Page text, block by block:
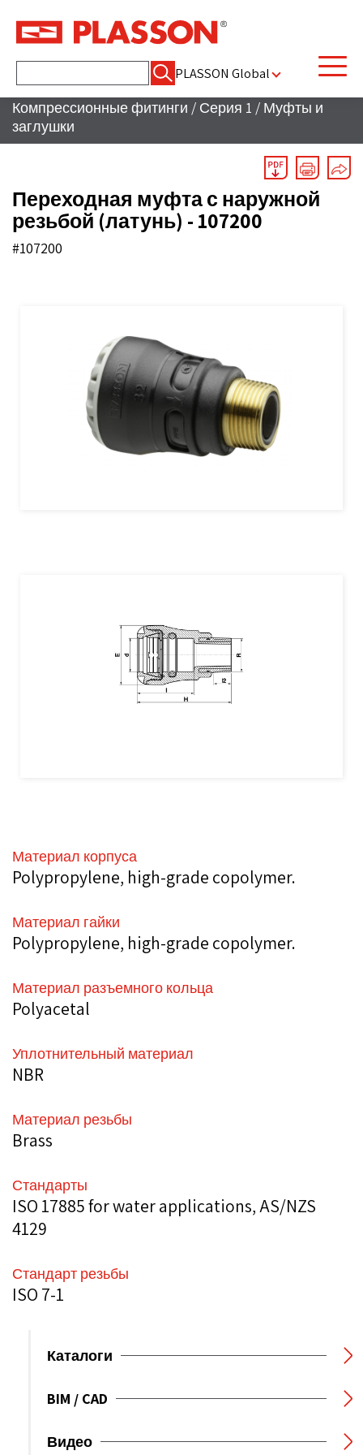
PLASSON Global
Компрессионные фитинги / Серия 1 / Муфты и
заглушки
Переходная муфта с наружной
резьбой (латунь) - 107200
#107200
Материал корпуса
Polypropylene, high-grade copolymer.
Материал гайки
Polypropylene, high-grade copolymer.
Материал разъемного кольца
Polyacetal
Уплотнительный материал
NBR
Материал резьбы
Brass
Стандарты
ISO 17885 for water applications, AS/NZS
4129
Стандарт резьбы
ISO 7-1
Каталоги
BIM / CAD
Видео